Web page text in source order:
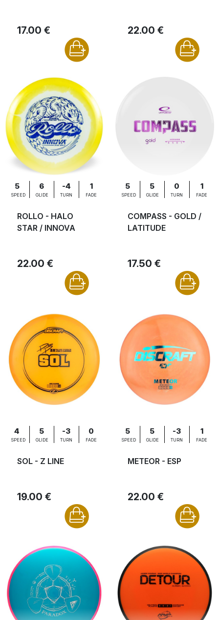
17.00 € 22.00 €
5
SPEED
6
GLIDE
-4
TURN
1
FADE
ROLLO - HALO
STAR / INNOVA
22.00 €
5
SPEED
5
GLIDE
0
TURN
1
FADE
COMPASS - GOLD /
LATITUDE
17.50 €
4
SPEED
5
GLIDE
-3
TURN
0
FADE
SOL - Z LINE
19.00 €
5
SPEED
5
GLIDE
-3
TURN
1
FADE
METEOR - ESP
22.00 €